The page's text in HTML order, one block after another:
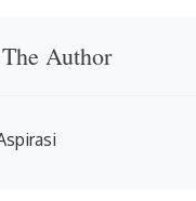
Author